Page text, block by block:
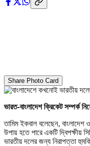
Share Photo Card
ভারত-বাংলাদেশ ক্রিকেট সম্পর্ক
তামিম ইকবাল বলেছেন,
উপায় হতে পারে একটি দ্বিপক্ষীয়
ভারতীয় দলের জন্য নিরাপত্তা